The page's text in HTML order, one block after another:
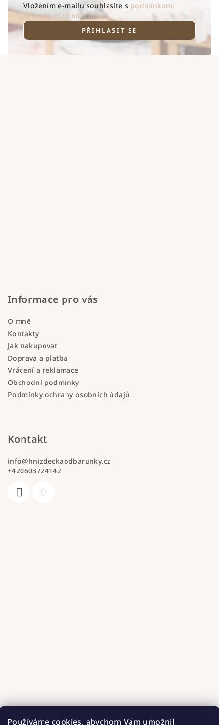
Používáme cookies, abychom Vám umožnili
Vložením e-mailu souhlasíte s podmínkami
ochrany osobních údajů
PŘIHLÁSIT SE
Informace pro vás
O mně
Kontakty
Jak nakupovat
Doprava a platba
Vrácení a reklamace
Obchodní podmínky
Podmínky ochrany osobních údajů
Kontakt
info@hnizdeckaodbarunky.cz
+420603724142